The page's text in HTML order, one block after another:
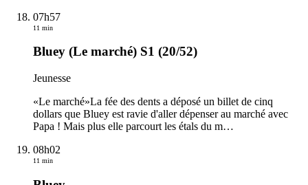
07h57
11 min
Bluey (Le marché) S1 (20/52)
Jeunesse
«Le marché»La fée des dents a déposé un billet de cinq
dollars que Bluey est ravie d'aller dépenser au marché avec
Papa ! Mais plus elle parcourt les étals du m…
08h02
11 min